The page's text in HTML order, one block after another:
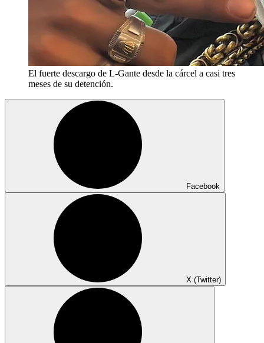
El fuerte descargo de L-Gante desde la cárcel a casi tres
meses de su detención.
Facebook
X (Twitter)